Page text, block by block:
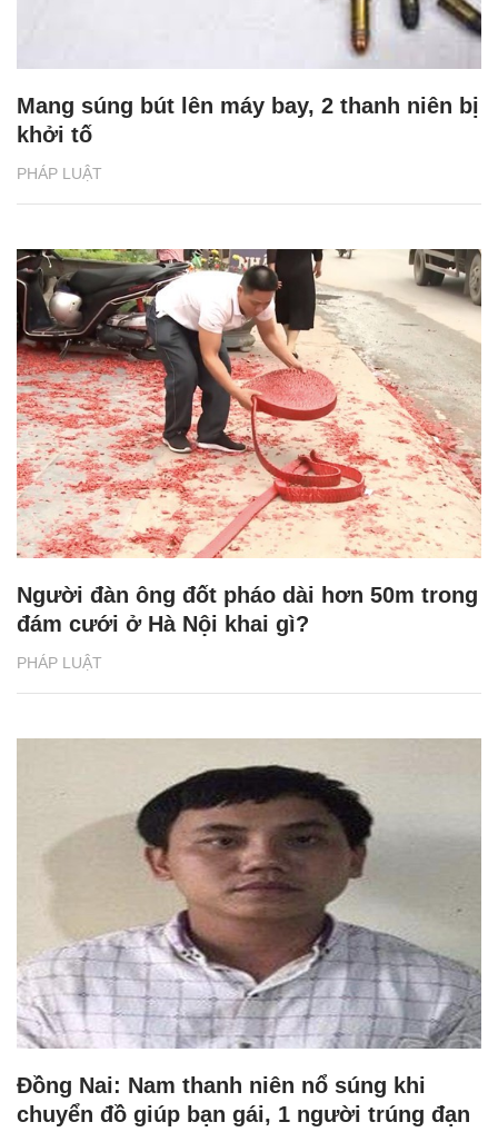
PHÁP LUẬT
Mang súng bút lên máy bay, 2 thanh niên bị
khởi tố
PHÁP LUẬT
Người đàn ông đốt pháo dài hơn 50m trong
đám cưới ở Hà Nội khai gì?
Đồng Nai: Nam thanh niên nổ súng khi
chuyển đồ giúp bạn gái, 1 người trúng đạn